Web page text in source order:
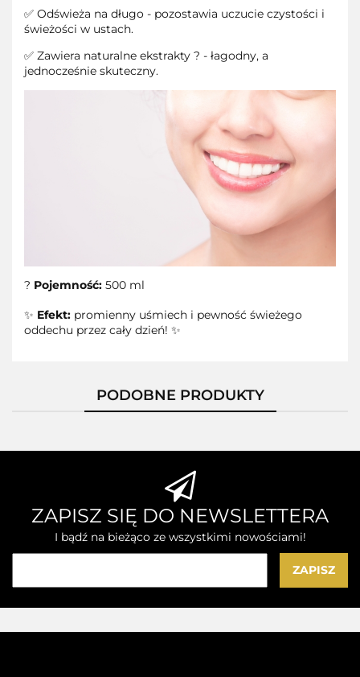
✅ Odświeża na długo - pozostawia uczucie czystości i
świeżości w ustach.
✅ Zawiera naturalne ekstrakty ? - łagodny, a
jednocześnie skuteczny.
? Pojemność: 500 ml
✨ Efekt: promienny uśmiech i pewność świeżego
oddechu przez cały dzień! ✨
PODOBNE PRODUKTY
ZAPISZ SIĘ DO NEWSLETTERA
I bądź na bieżąco ze wszystkimi nowościami!